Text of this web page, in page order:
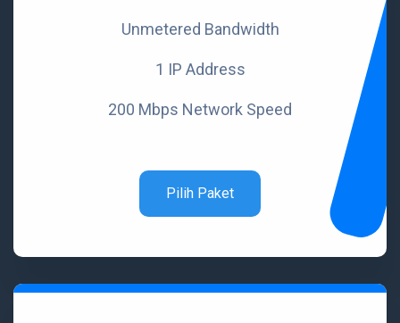
Unmetered Bandwidth
1 IP Address
200 Mbps Network Speed
Pilih Paket